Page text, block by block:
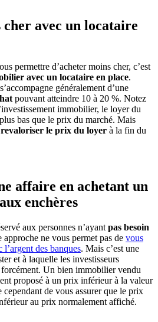
avec un locataire
permettre d’acheter moins cher, c’est
avec un locataire en place.
généralement d’une
pouvant atteindre 10 à 20 %. Notez
immobilier, le loyer du
bas que le prix du marché. Mais
revaloriser le prix du loyer à la fin du
affaire en achetant un
enchères
aux personnes n’ayant pas besoin
approche ne vous permet pas de vous
des banques. Mais c’est une
et à laquelle les investisseurs
Un bien immobilier vendu
proposé à un prix inférieur à la valeur
de vous assurer que le prix
au prix normalement affiché.